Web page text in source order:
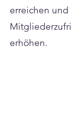
erreichen und
erhöhen.